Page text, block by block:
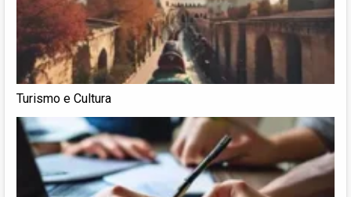
Turismo e Cultura